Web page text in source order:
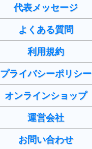
代表メッセージ
よくある質問
利用規約
プライバシーポリシー
オンラインショップ
運営会社
お問い合わせ